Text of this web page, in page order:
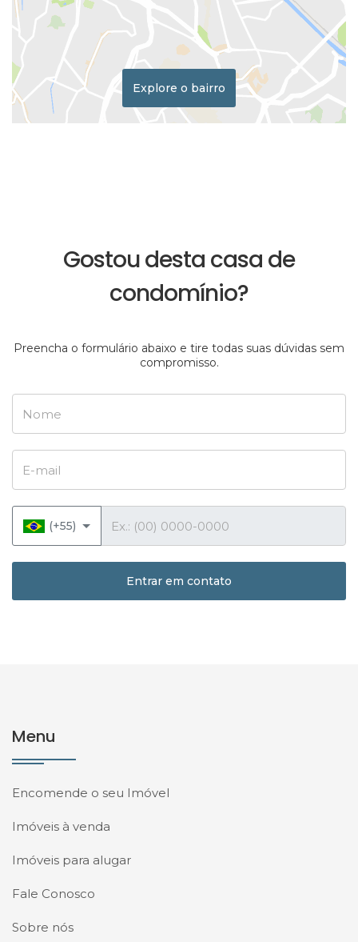
Explore o bairro
Gostou desta casa de
condomínio?
Preencha o formulário abaixo e tire todas suas dúvidas sem
compromisso.
(+55)
Entrar em contato
Menu
Encomende o seu Imóvel
Imóveis à venda
Imóveis para alugar
Fale Conosco
Sobre nós